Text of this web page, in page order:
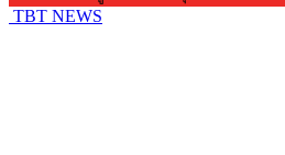
TBT NEWS